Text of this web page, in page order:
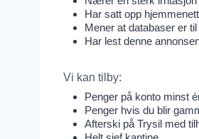
Har satt opp
Mener at databaser er
Har lest denne
Vi kan tilby:
Penger på konto minst
Penger hvis du blir
Afterski på Trysil med